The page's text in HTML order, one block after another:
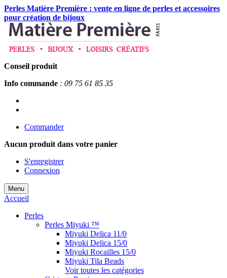
Perles Matière Première : vente en ligne de perles et accessoires
pour création de bijoux
Conseil produit
Info commande : 09 75 61 85 35
Commander
Aucun produit dans votre panier
S'enregistrer
Connexion
Menu
Accueil
Perles
Perles Miyuki ™
Miyuki Delica 11/0
Miyuki Delica 15/0
Miyuki Rocailles 15/0
Miyuki Tila Beads
Voir toutes les catégories